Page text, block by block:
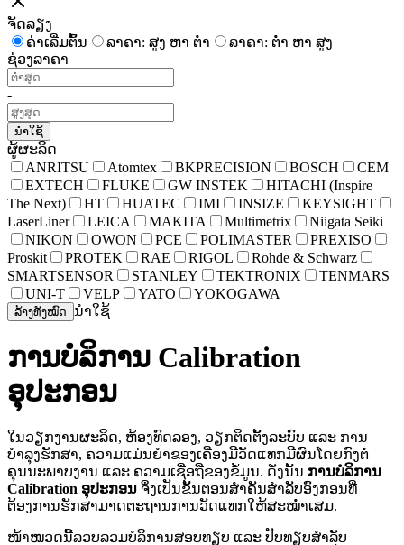
ຈັດລຽງ
ຄ່າເລີ່ມຕົ້ນ
ລາຄາ: ສູງ ຫາ ຕໍ່າ
ລາຄາ: ຕໍ່າ ຫາ ສູງ
ຊ່ວງລາຄາ
-
ນຳໃຊ້
ຜູ້ຜະລິດ
ANRITSU
Atomtex BKPRECISION BOSCH
CEM
EXTECH
FLUKE GW INSTEK
HITACHI (Inspire
The Next)
HT HUATEC IMI INSIZE
KEYSIGHT
LaserLiner
LEICA MAKITA Multimetrix
Niigata Seiki
NIKON
OWON PCE POLIMASTER
PREXISO
Proskit
PROTEK RAE RIGOL
Rohde & Schwarz
SMARTSENSOR
STANLEY TEKTRONIX
TENMARS
UNI-T
VELP YATO YOKOGAWA
ລ້າງທັງໝົດ ນຳໃຊ້
ການບໍລິການ Calibration
ອຸປະກອນ
ໃນວຽກງານຜະລິດ, ຫ້ອງທົດລອງ, ວຽກຕິດຕັ້ງລະບົບ ແລະ ການ
ບຳລຸງຮັກສາ, ຄວາມແມ່ນຍຳຂອງເຄື່ອງມືວັດແທກມີຜົນໂດຍກົງຕໍ່
ຄຸນນະພາບງານ ແລະ ຄວາມເຊື່ອຖືຂອງຂໍ້ມູນ. ດັ່ງນັ້ນ ການບໍລິການ
Calibration ອຸປະກອນ ຈຶ່ງເປັນຂັ້ນຕອນສຳຄັນສຳລັບອົງກອນທີ່
ຕ້ອງການຮັກສາມາດຕະຖານການວັດແທກໃຫ້ສະໝ່ຳເສມ.
ໜ້າໝວດນີ້ລວບລວມບໍລິການສອບທຽບ ແລະ ປັບທຽບສຳລັບ